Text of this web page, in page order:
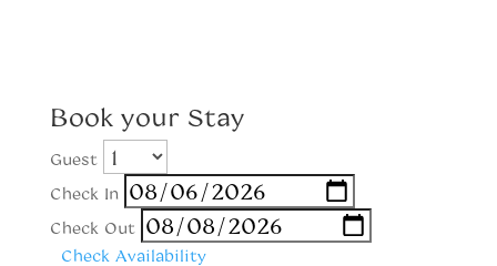
Book your Stay
Guest
Check In
Check Out
Check Availability